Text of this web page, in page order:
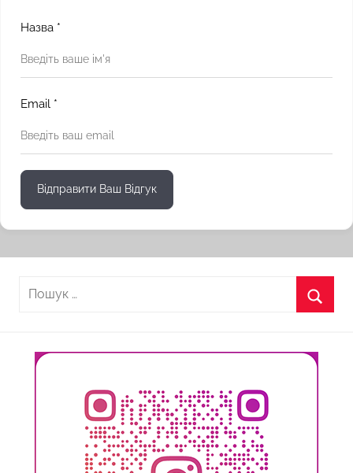
Назва *
Email *
Відправити Ваш Відгук
Пошук: